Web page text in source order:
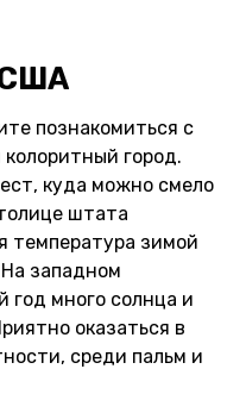
познакомиться с
город.
куда можно смело
штата
температура зимой
западном
год много солнца и
оказаться в
среди пальм и